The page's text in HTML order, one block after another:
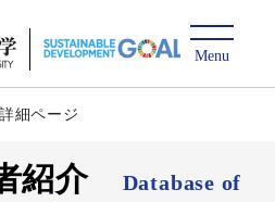
詳細ページ
紹介
Database of